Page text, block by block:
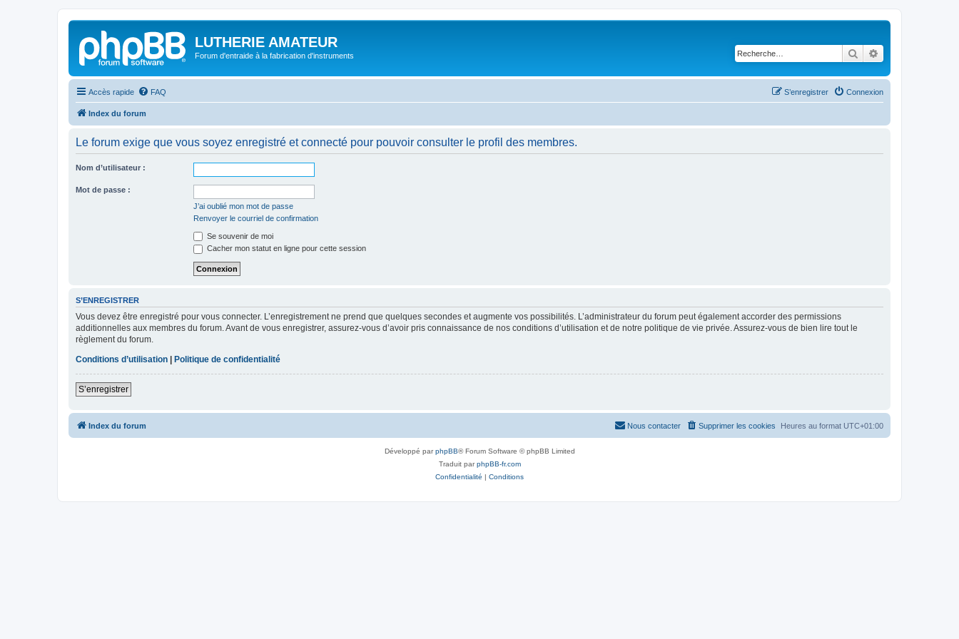
LUTHERIE AMATEUR
Forum d'entraide à la fabrication d'instruments Rechercher
Accès rapide FAQ Connexion
S’enregistrer
Index du forum
Le forum exige que vous soyez enregistré et connecté pour pouvoir consulter le profil des membres.
Nom d’utilisateur :
Mot de passe :
J’ai oublié mon mot de passe
Renvoyer le courriel de confirmation
Se souvenir de moi
Cacher mon statut en ligne pour cette session
S’ENREGISTRER
Vous devez être enregistré pour vous connecter. L’enregistrement ne prend que quelques secondes et augmente vos possibilités. L’administrateur du forum peut également accorder des permissions
additionnelles aux membres du forum. Avant de vous enregistrer, assurez-vous d’avoir pris connaissance de nos conditions d’utilisation et de notre politique de vie privée. Assurez-vous de bien lire tout le
règlement du forum.
Conditions d’utilisation
Politique de confidentialité
S’enregistrer
Index du forum Heures au format UTC+01:00
Supprimer les cookies
Nous contacter
Développé parphpBB® Forum Software © phpBB Limited
Traduit parphpBB-fr.com
Confidentialité | Conditions